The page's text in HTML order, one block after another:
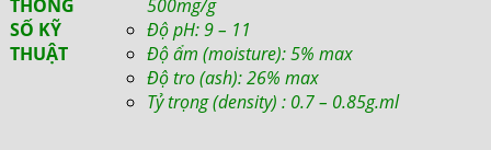
THÔNG
SỐ KỸ
THUẬT
500mg/g
Độ pH: 9 – 11
Độ ẩm (moisture): 5% max
Độ tro (ash): 26% max
Tỷ trọng (density) : 0.7 – 0.85g.ml